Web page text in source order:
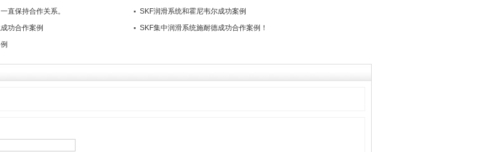
直保持合作关系。
SKF润滑系统和霍尼韦尔成功案例
功合作案例
SKF集中润滑系统施耐德成功合作案例！